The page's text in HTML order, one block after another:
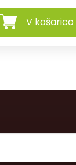
V košarico